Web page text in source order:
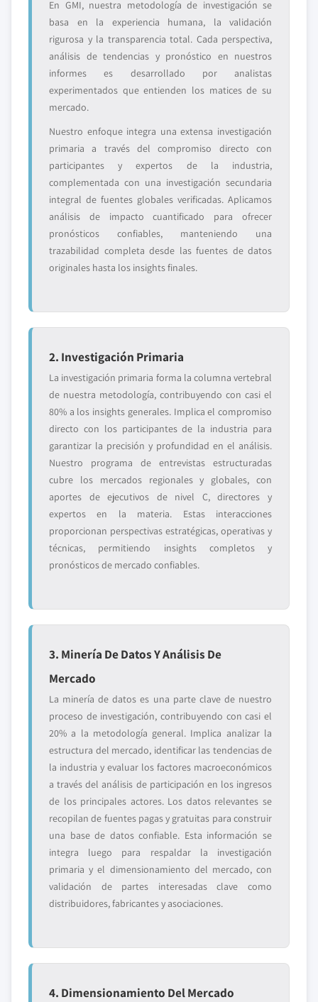
En GMI, nuestra metodología de investigación se
basa en la experiencia humana, la validación
rigurosa y la transparencia total. Cada perspectiva,
análisis de tendencias y pronóstico en nuestros
informes es desarrollado por analistas
experimentados que entienden los matices de su
mercado.
Nuestro enfoque integra una extensa investigación
primaria a través del compromiso directo con
participantes y expertos de la industria,
complementada con una investigación secundaria
integral de fuentes globales verificadas. Aplicamos
análisis de impacto cuantificado para ofrecer
pronósticos confiables, manteniendo una
trazabilidad completa desde las fuentes de datos
originales hasta los insights finales.
2. Investigación Primaria
La investigación primaria forma la columna vertebral
de nuestra metodología, contribuyendo con casi el
80% a los insights generales. Implica el compromiso
directo con los participantes de la industria para
garantizar la precisión y profundidad en el análisis.
Nuestro programa de entrevistas estructuradas
cubre los mercados regionales y globales, con
aportes de ejecutivos de nivel C, directores y
expertos en la materia. Estas interacciones
proporcionan perspectivas estratégicas, operativas y
técnicas, permitiendo insights completos y
pronósticos de mercado confiables.
3. Minería De Datos Y Análisis De
Mercado
La minería de datos es una parte clave de nuestro
proceso de investigación, contribuyendo con casi el
20% a la metodología general. Implica analizar la
estructura del mercado, identificar las tendencias de
la industria y evaluar los factores macroeconómicos
a través del análisis de participación en los ingresos
de los principales actores. Los datos relevantes se
recopilan de fuentes pagas y gratuitas para construir
una base de datos confiable. Esta información se
integra luego para respaldar la investigación
primaria y el dimensionamiento del mercado, con
validación de partes interesadas clave como
distribuidores, fabricantes y asociaciones.
4. Dimensionamiento Del Mercado